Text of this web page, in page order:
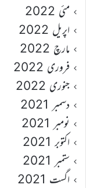
مئی 2022
اپریل 2022
مارچ 2022
فروری 2022
جنوری 2022
دسمبر 2021
نومبر 2021
اکتوبر 2021
ستمبر 2021
اگست 2021